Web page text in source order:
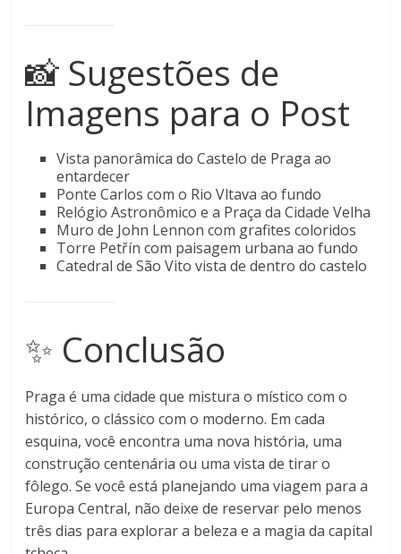
📸 Sugestões de
Imagens para o Post
Vista panorâmica do Castelo de Praga ao
entardecer
Ponte Carlos com o Rio Vltava ao fundo
Relógio Astronômico e a Praça da Cidade Velha
Muro de John Lennon com grafites coloridos
Torre Petřín com paisagem urbana ao fundo
Catedral de São Vito vista de dentro do castelo
✨ Conclusão
Praga é uma cidade que mistura o místico com o
histórico, o clássico com o moderno. Em cada
esquina, você encontra uma nova história, uma
construção centenária ou uma vista de tirar o
fôlego. Se você está planejando uma viagem para a
Europa Central, não deixe de reservar pelo menos
três dias para explorar a beleza e a magia da capital